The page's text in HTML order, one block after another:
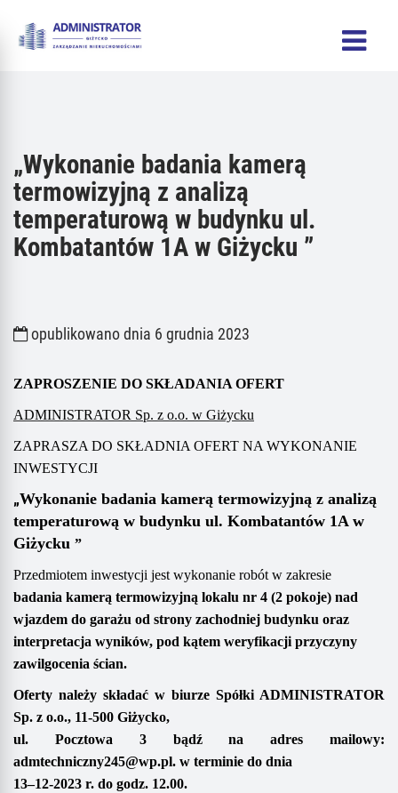
„Wykonanie badania kamerą
termowizyjną z analizą
temperaturową w budynku ul.
Kombatantów 1A w Giżycku ”
opublikowano dnia 6 grudnia 2023
ZAPROSZENIE DO SKŁADANIA OFERT
ADMINISTRATOR Sp. z o.o. w Giżycku
ZAPRASZA DO SKŁADNIA OFERT NA WYKONANIE
INWESTYCJI
„Wykonanie badania kamerą termowizyjną z analizą
temperaturową w budynku ul. Kombatantów 1A w
Giżycku ”
Przedmiotem inwestycji jest wykonanie robót w zakresie
badania kamerą termowizyjną lokalu nr 4 (2 pokoje) nad
wjazdem do garażu od strony zachodniej budynku oraz
interpretacja wyników, pod kątem weryfikacji przyczyny
zawilgocenia ścian.
Oferty należy składać w biurze Spółki ADMINISTRATOR
Sp. z o.o., 11-500 Giżycko,
ul. Pocztowa 3 bądź na adres mailowy:
admtechniczny245@wp.pl. w terminie do dnia
13–12-2023 r. do godz. 12.00.